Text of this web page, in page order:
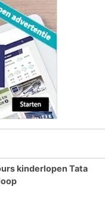
kinderlopen Tata